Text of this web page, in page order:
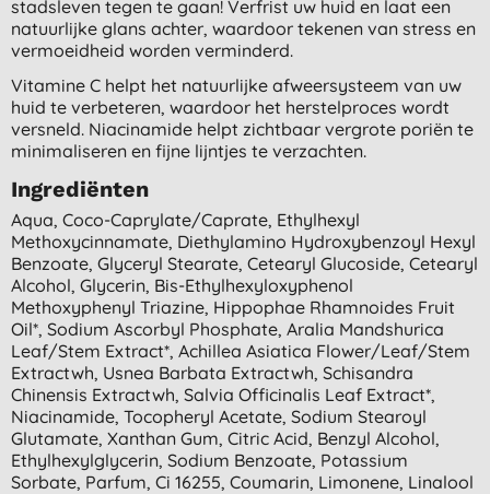
stadsleven tegen te gaan! Verfrist uw huid en laat een
natuurlijke glans achter, waardoor tekenen van stress en
vermoeidheid worden verminderd.
Vitamine C helpt het natuurlijke afweersysteem van uw
huid te verbeteren, waardoor het herstelproces wordt
versneld. Niacinamide helpt zichtbaar vergrote poriën te
minimaliseren en fijne lijntjes te verzachten.
Ingrediënten
Aqua, Coco-Caprylate/caprate, Ethylhexyl
Methoxycinnamate, Diethylamino Hydroxybenzoyl Hexyl
Benzoate, Glyceryl Stearate, Cetearyl Glucoside, Cetearyl
Alcohol, Glycerin, Bis-Ethylhexyloxyphenol
Methoxyphenyl Triazine, Hippophae Rhamnoides Fruit
Oil*, Sodium Ascorbyl Phosphate, Aralia Mandshurica
Leaf/stem Extract*, Achillea Asiatica Flower/leaf/stem
Extractwh, Usnea Barbata Extractwh, Schisandra
Chinensis Extractwh, Salvia Officinalis Leaf Extract*,
Niacinamide, Tocopheryl Acetate, Sodium Stearoyl
Glutamate, Xanthan Gum, Citric Acid, Benzyl Alcohol,
Ethylhexylglycerin, Sodium Benzoate, Potassium
Sorbate, Parfum, Ci 16255, Coumarin, Limonene, Linalool